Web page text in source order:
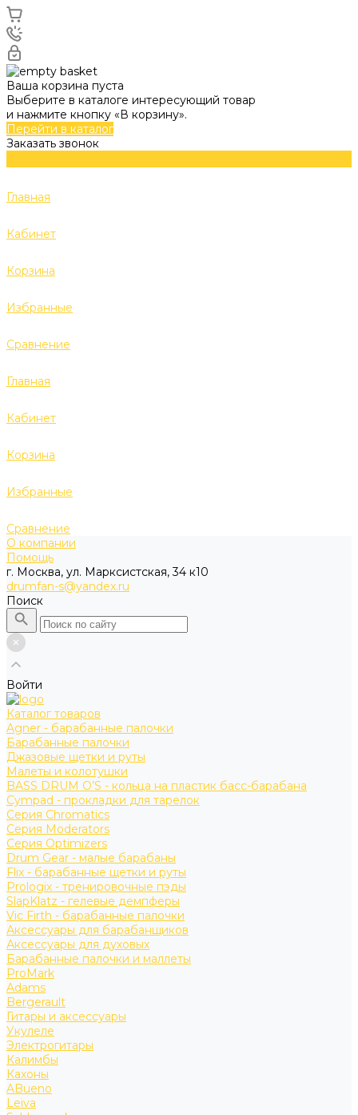
Ваша корзина пуста
Выберите в каталоге интересующий товар
и нажмите кнопку «В корзину».
Перейти в каталог
Заказать звонок
Главная
Кабинет
Корзина
Избранные
Сравнение
Главная
Кабинет
Корзина
Избранные
Сравнение
О компании
Помощь
г. Москва, ул. Марксистская, 34 к10
drumfan-s@yandex.ru
Поиск
Войти
Каталог товаров
Agner - барабанные палочки
Барабанные палочки
Джазовые щетки и руты
Малеты и колотушки
BASS DRUM O’S - кольца на пластик басс-барабана
Cympad - прокладки для тарелок
Серия Chromatics
Серия Moderators
Серия Optimizers
Drum Gear - малые барабаны
Flix - барабанные щетки и руты
Prologix - тренировочные пэды
SlapKlatz - гелевые демпферы
Vic Firth - барабанные палочки
Аксессуары для барабанщиков
Аксессуары для духовых
Барабанные палочки и маллеты
ProMark
Adams
Bergerault
Гитары и аксессуары
Укулеле
Электрогитары
Калимбы
Кахоны
ABueno
Leiva